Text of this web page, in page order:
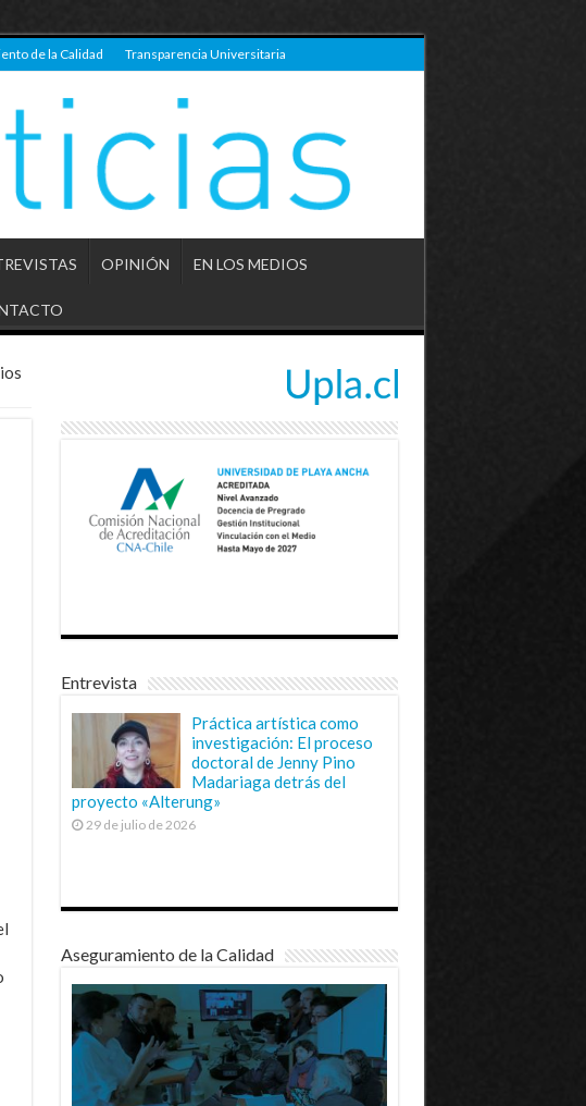
de la Calidad Transparencia Universitaria
OPINIÓN EN LOS MEDIOS
Entrevista
Práctica artística como
investigación: El proceso
doctoral de Jenny Pino
Madariaga detrás del
proyecto «Alterung»
29 de julio de 2026
Aseguramiento de la Calidad